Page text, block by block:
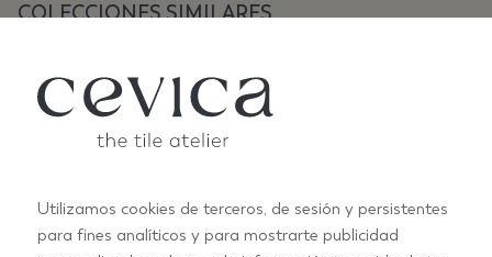
COLECCIONES SIMILARES
Utilizamos cookies de terceros, de sesión y persistentes
para fines analíticos y para mostrarte publicidad